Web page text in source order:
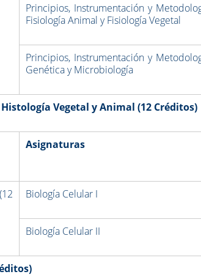
Principios, Instrumentación y
Fisiología Animal y Fisiología Vegetal
Principios, Instrumentación y
Genética y Microbiología
Vegetal y Animal (12 Créditos)
Asignaturas
Biología Celular I
Biología Celular II